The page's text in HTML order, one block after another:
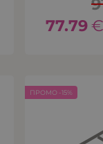
77.79€
ПРОМО -15%